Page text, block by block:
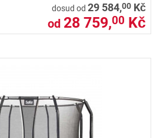
dosud od 29 584,00 Kč
od 28 759,00 Kč